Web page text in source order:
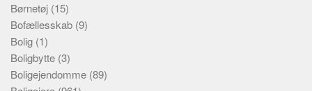
Børnetøj (15)
Bofællesskab (9)
Bolig (1)
Boligbytte (3)
Boligejendomme (89)